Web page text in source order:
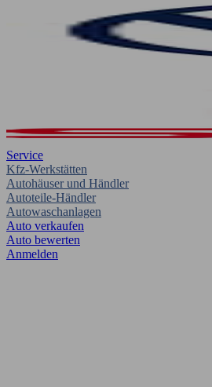
Service
Kfz-Werkstätten
Autohäuser und Händler
Autoteile-Händler
Autowaschanlagen
Auto verkaufen
Auto bewerten
Anmelden